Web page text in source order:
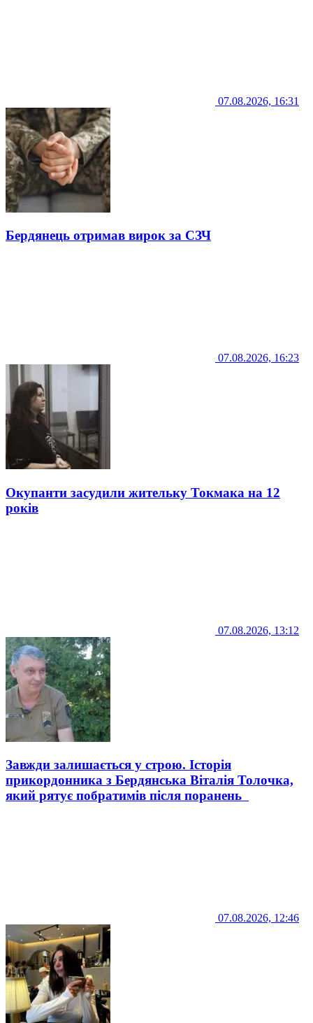
07.08.2026, 16:31
Бердянець отримав вирок за СЗЧ
07.08.2026, 16:23
Окупанти засудили жительку Токмака на 12
років
07.08.2026, 13:12
Завжди залишається у строю. Історія
прикордонника з Бердянська Віталія Толочка,
який рятує побратимів після поранень
07.08.2026, 12:46